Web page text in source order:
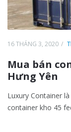
16 THÁNG 3, 2020
Mua bán
Hưng Yên
Luxury Container
container kho 45